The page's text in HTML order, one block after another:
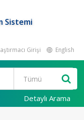
Sistemi
Girişi English
Detaylı Arama